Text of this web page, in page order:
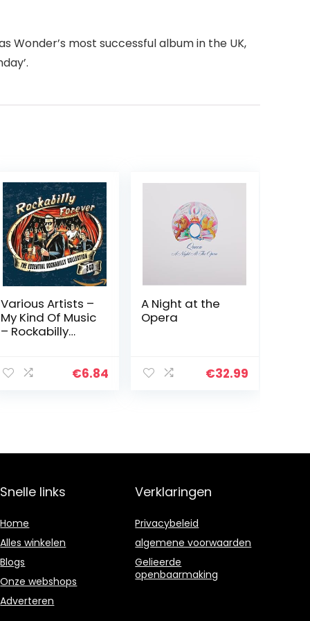
Wonder’s most successful album in the UK,
Various Artists –
My Kind Of Music
– Rockabilly
€6.84
A Night at the
Opera
€32.99
Snelle links
Home
Alles winkelen
Blogs
Onze webshops
Adverteren
Verklaringen
Privacybeleid
algemene voorwaarden
Gelieerde
openbaarmaking